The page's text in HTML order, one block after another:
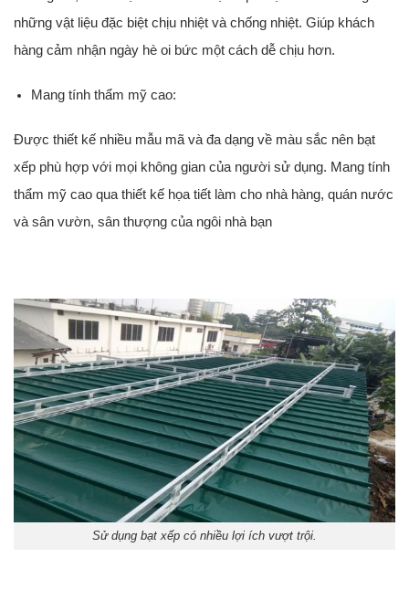
những vật liệu đặc biệt chịu nhiệt và chống nhiệt. Giúp khách
hàng cảm nhận ngày hè oi bức một cách dễ chịu hơn.
Mang tính thẩm mỹ cao:
Được thiết kế nhiều mẫu mã và đa dạng về màu sắc nên bạt
xếp phù hợp với mọi không gian của người sử dụng. Mang tính
thẩm mỹ cao qua thiết kế họa tiết làm cho nhà hàng, quán nước
và sân vườn, sân thượng của ngôi nhà bạn
Sử dụng bạt xếp có nhiều lợi ích vượt trội.